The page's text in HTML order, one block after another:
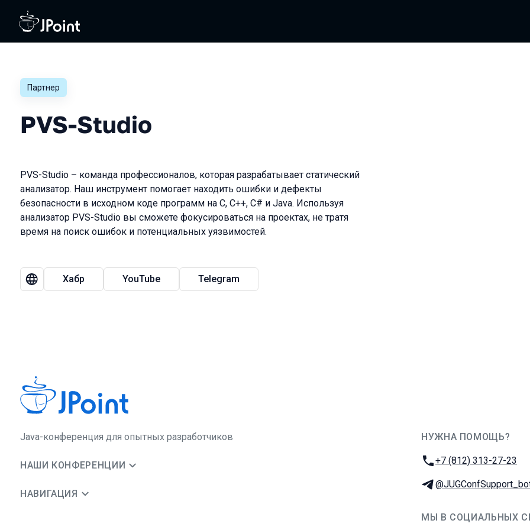
Партнер
PVS-Studio
PVS-Studio – команда профессионалов, которая разрабатывает статический
анализатор. Наш инструмент помогает находить ошибки и дефекты
безопасности в исходном коде программ на C, C++, C# и Java. Используя
анализатор PVS-Studio вы сможете фокусироваться на проектах, не тратя
время на поиск ошибок и потенциальных уязвимостей.
Хабр YouTube Telegram
Java-конференция для опытных разработчиков
НАШИ КОНФЕРЕНЦИИ
НАВИГАЦИЯ
НУЖНА ПОМОЩЬ?
Телефон:
+7 (812) 313-27-23
Телеграм:
МЫ В СОЦИАЛЬНЫХ